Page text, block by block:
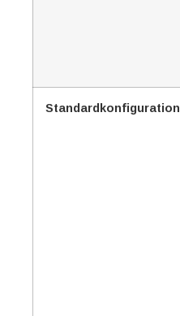
Standardkonfiguration